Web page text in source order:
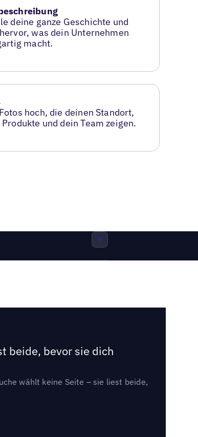
deine ganze Geschichte und
was dein Unternehmen
macht.
hoch, die deinen Standort,
und dein Team zeigen.
beide, bevor sie dich
wählt keine Seite – sie liest beide,